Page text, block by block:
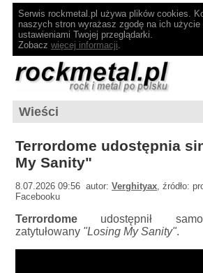
Serwis rockmetal.pl używa plików cookies.
naszych stron wyrażasz zgodę na ich użycie
ustawieniami Twojej przeglądarki.
Zobacz więcej informacji.
Wieści
Terrordome udostępnia
My Sanity"
8.07.2026 09:56 autor:Verghityax, źródło:
Facebooku
Terrordome udostępnił
zatytułowany "Losing My Sanity".